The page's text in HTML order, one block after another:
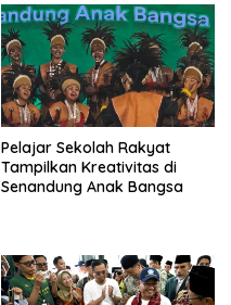
Pelajar Sekolah Rakyat
Tampilkan Kreativitas di
Senandung Anak Bangsa